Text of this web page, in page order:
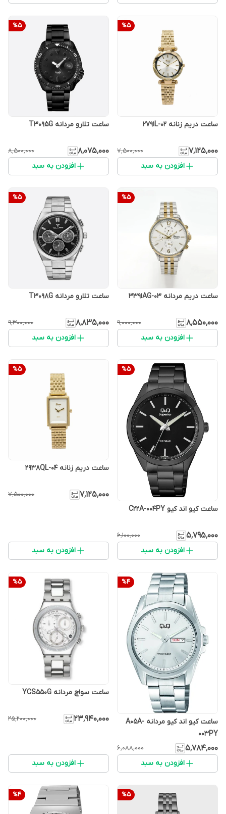
%5
ساعت دریم زنانه 2791L-02
۷٬۱۲۵٬۰۰۰ ۷٬۵۰۰٬۰۰۰
افزودن به سبد
%5
ساعت تلارو مردانه T3095G
۸٬۰۷۵٬۰۰۰ ۸٬۵۰۰٬۰۰۰
افزودن به سبد
%5
ساعت دریم مردانه 3391AG-03
۸٬۵۵۰٬۰۰۰ ۹٬۰۰۰٬۰۰۰
افزودن به سبد
%5
ساعت تلارو مردانه T3098G
۸٬۸۳۵٬۰۰۰ ۹٬۳۰۰٬۰۰۰
افزودن به سبد
%5
ساعت کیو اند کیو C22A-004PY
۵٬۷۹۵٬۰۰۰ ۶٬۱۰۰٬۰۰۰
افزودن به سبد
%5
ساعت دریم زنانه 2938QL-04
۷٬۱۲۵٬۰۰۰ ۷٬۵۰۰٬۰۰۰
افزودن به سبد
%4
ساعت کیو اند کیو مردانه A05A-
003PY
۵٬۷۸۴٬۰۰۰ ۶٬۰۸۸٬۰۰۰
افزودن به سبد
%5
ساعت سواچ مردانه YCS550G
۲۳٬۹۴۰٬۰۰۰ ۲۵٬۲۰۰٬۰۰۰
افزودن به سبد
%5
%4